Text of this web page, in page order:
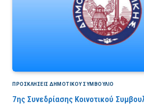
ΠΡΟΣΚΛΉΣΕΙΣ ΔΗΜΟΤΙΚΟΎ ΣΥΜΒΟΎΛΙΟ
7ης Συνεδρίασης Κοινοτικού